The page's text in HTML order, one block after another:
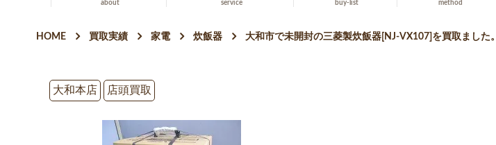
about service buy-list method
HOME 買取実績 家電 炊飯器 大和市で未開封の三菱製炊飯器[NJ-VX107]を買取ました。
大和本店
店頭買取